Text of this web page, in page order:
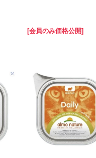
[会員のみ価格公開]